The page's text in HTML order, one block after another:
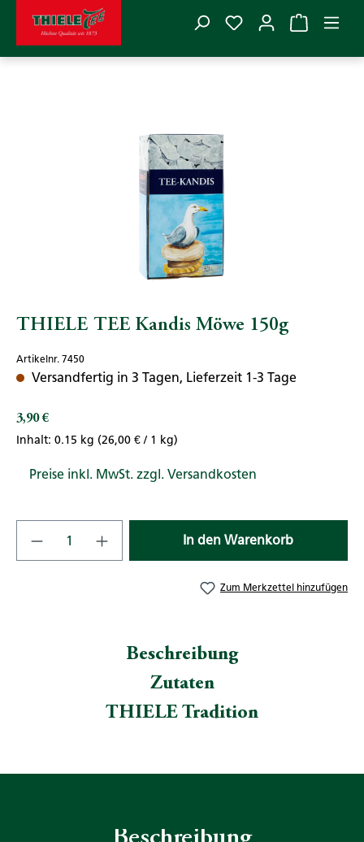
Zum Hauptinhalt springen
Du hast 0
THIELE TEE>Zubehör
THIELE TEE Kandis Möwe 150g
Artikelnr. 7450
Versandfertig in 3 Tagen, Lieferzeit 1-3 Tage
Regulärer Preis:
3,90 €
Inhalt: 0.15 kg (26,00 € / 1 kg)
Preise inkl. MwSt. zzgl. Versandkosten
Produkt Anzahl: Gib den gewünschten
In den Warenkorb
Zum Merkzettel hinzufügen
Beschreibung
Zutaten
THIELE Tradition